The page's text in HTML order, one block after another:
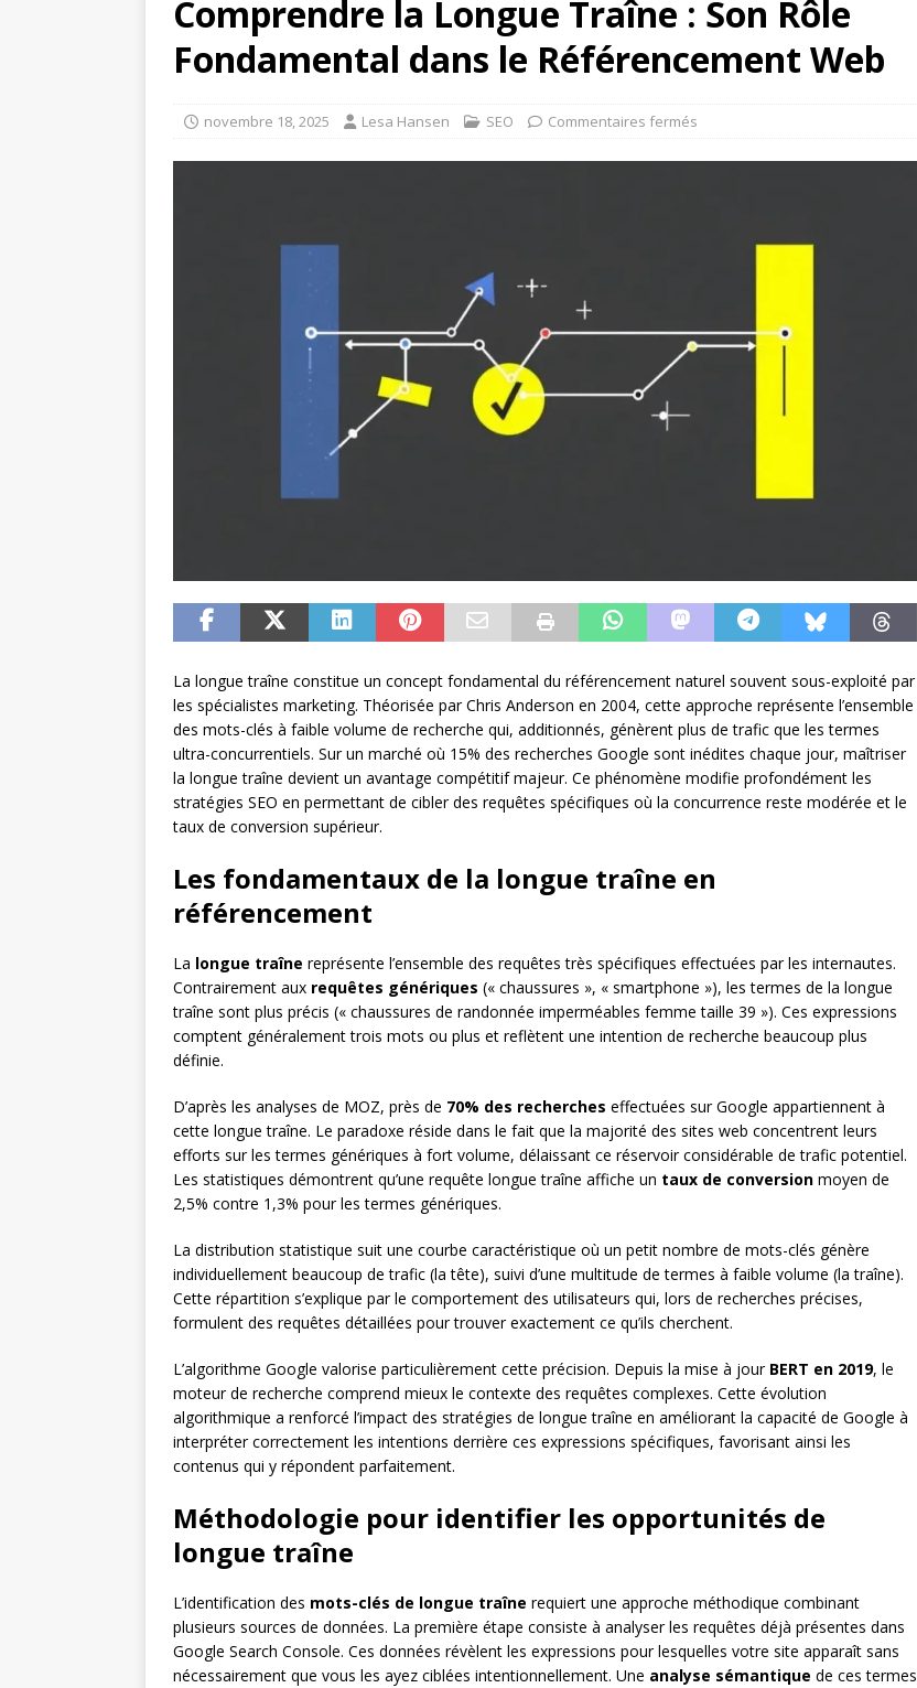
Comprendre la Longue Traîne : Son Rôle
Fondamental dans le Référencement Web
novembre 18, 2025 Lesa Hansen SEO Commentaires fermés
La longue traîne constitue un concept fondamental du référencement naturel souvent sous-exploité par
les spécialistes marketing. Théorisée par Chris Anderson en 2004, cette approche représente l’ensemble
des mots-clés à faible volume de recherche qui, additionnés, génèrent plus de trafic que les termes
ultra-concurrentiels. Sur un marché où 15% des recherches Google sont inédites chaque jour, maîtriser
la longue traîne devient un avantage compétitif majeur. Ce phénomène modifie profondément les
stratégies SEO en permettant de cibler des requêtes spécifiques où la concurrence reste modérée et le
taux de conversion supérieur.
Les fondamentaux de la longue traîne en
référencement
La longue traîne représente l’ensemble des requêtes très spécifiques effectuées par les internautes.
Contrairement aux requêtes génériques (« chaussures », « smartphone »), les termes de la longue
traîne sont plus précis (« chaussures de randonnée imperméables femme taille 39 »). Ces expressions
comptent généralement trois mots ou plus et reflètent une intention de recherche beaucoup plus
définie.
D’après les analyses de MOZ, près de 70% des recherches effectuées sur Google appartiennent à
cette longue traîne. Le paradoxe réside dans le fait que la majorité des sites web concentrent leurs
efforts sur les termes génériques à fort volume, délaissant ce réservoir considérable de trafic potentiel.
Les statistiques démontrent qu’une requête longue traîne affiche un taux de conversion moyen de
2,5% contre 1,3% pour les termes génériques.
La distribution statistique suit une courbe caractéristique où un petit nombre de mots-clés génère
individuellement beaucoup de trafic (la tête), suivi d’une multitude de termes à faible volume (la traîne).
Cette répartition s’explique par le comportement des utilisateurs qui, lors de recherches précises,
formulent des requêtes détaillées pour trouver exactement ce qu’ils cherchent.
L’algorithme Google valorise particulièrement cette précision. Depuis la mise à jour BERT en 2019, le
moteur de recherche comprend mieux le contexte des requêtes complexes. Cette évolution
algorithmique a renforcé l’impact des stratégies de longue traîne en améliorant la capacité de Google à
interpréter correctement les intentions derrière ces expressions spécifiques, favorisant ainsi les
contenus qui y répondent parfaitement.
Méthodologie pour identifier les opportunités de
longue traîne
L’identification des mots-clés de longue traîne requiert une approche méthodique combinant
plusieurs sources de données. La première étape consiste à analyser les requêtes déjà présentes dans
Google Search Console. Ces données révèlent les expressions pour lesquelles votre site apparaît sans
nécessairement que vous les ayez ciblées intentionnellement. Une analyse sémantique de ces termes